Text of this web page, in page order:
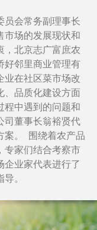
员会常务副理事长
市场的发展现状和
，北京志广富庶农
好邻里商业管理有
业在社区菜市场改
、品质化建设方面
程中遇到的问题和
司董事长翁裕贤代
案。 围绕着农产品
专家们结合考察市
企业家代表进行了
。